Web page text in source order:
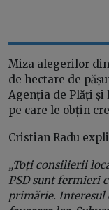
Miza alegerilor
de hectare de
Agenția de Plăți
pe care le obțin
Cristian Radu
„Toți consilierii
PSD sunt fermieri
primărie. Interesul